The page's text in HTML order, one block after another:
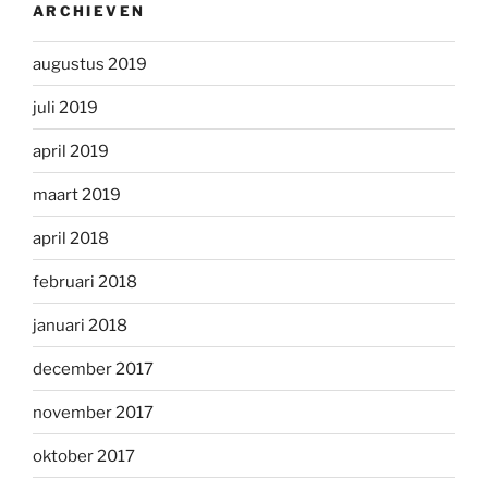
ARCHIEVEN
augustus 2019
juli 2019
april 2019
maart 2019
april 2018
februari 2018
januari 2018
december 2017
november 2017
oktober 2017